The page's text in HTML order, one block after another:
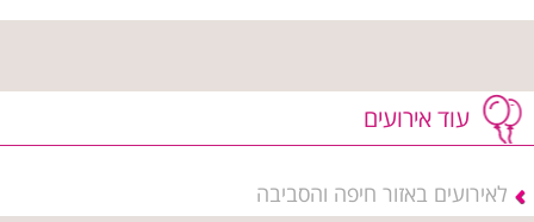
עוד אירועים
לאירועים באזור חיפה והסביבה